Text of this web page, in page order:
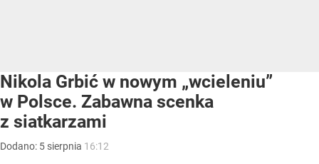
Nikola Grbić w nowym „wcieleniu”
w Polsce. Zabawna scenka
z siatkarzami
Dodano: 5 sierpnia 16:12